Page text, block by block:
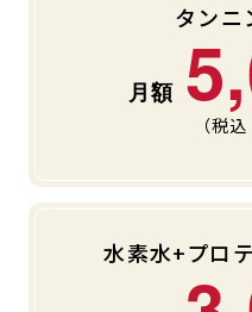
よくあるご質問
入会を悩まれている方へトップ
JOYFIT24
タンニ
（税込
水素水+プロ